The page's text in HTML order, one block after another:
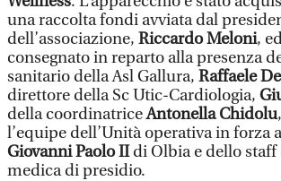
una raccolta fondi avviata dal
dell’associazione, Riccardo Meloni,
consegnato in reparto alla presenza
sanitario della Asl Gallura, Raffaele
direttore della Sc Utic-Cardiologia,
della coordinatriceAntonella Chidolu
l’equipe dell’Unità operativa in forza
Giovanni Paolo IIdi Olbia e dello
medica di presidio.